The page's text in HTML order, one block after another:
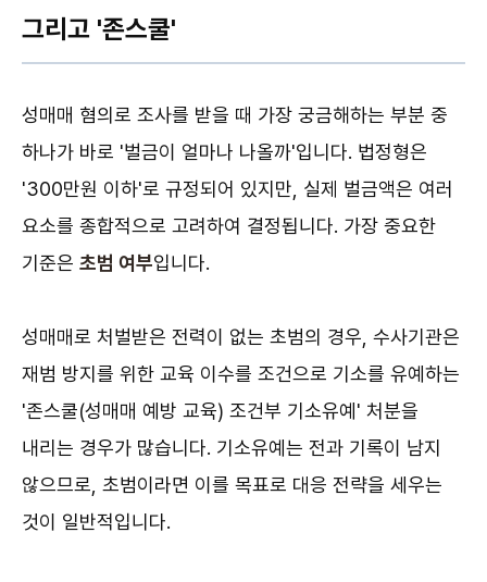
그리고 '존스쿨'
성매매 혐의로 조사를 받을 때 가장 궁금해하는 부분 중
하나가 바로 '벌금이 얼마나 나올까'입니다. 법정형은
'300만원 이하'로 규정되어 있지만, 실제 벌금액은 여러
요소를 종합적으로 고려하여 결정됩니다. 가장 중요한
기준은 초범 여부입니다.
성매매로 처벌받은 전력이 없는 초범의 경우, 수사기관은
재범 방지를 위한 교육 이수를 조건으로 기소를 유예하는
'존스쿨(성매매 예방 교육) 조건부 기소유예' 처분을
내리는 경우가 많습니다. 기소유예는 전과 기록이 남지
않으므로, 초범이라면 이를 목표로 대응 전략을 세우는
것이 일반적입니다.